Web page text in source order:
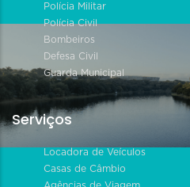
Polícia Militar
Polícia Civil
Bombeiros
Defesa Civil
Guarda Municipal
Serviços
Locadora de Veículos
Casas de Câmbio